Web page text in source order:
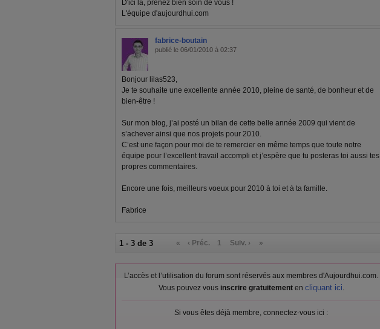
D'ici là, prenez bien soin de vous !
L'équipe d'aujourdhui.com
fabrice-boutain
publié le 06/01/2010 à 02:37
Bonjour lilas523,
Je te souhaite une excellente année 2010, pleine de santé, de bonheur et de
bien-être !
Sur mon blog, j’ai posté un bilan de cette belle année 2009 qui vient de
s’achever ainsi que nos projets pour 2010.
C’est une façon pour moi de te remercier en même temps que toute notre
équipe pour l’excellent travail accompli et j’espère que tu posteras toi aussi tes
propres commentaires.
Encore une fois, meilleurs voeux pour 2010 à toi et à ta famille.
Fabrice
1 - 3 de 3 « ‹ Préc. 1 Suiv. › »
L’accès et l’utilisation du forum sont réservés aux membres d'Aujourdhui.com.
Vous pouvez vous inscrire gratuitementen cliquant ici.
Si vous êtes déjà membre, connectez-vous ici :